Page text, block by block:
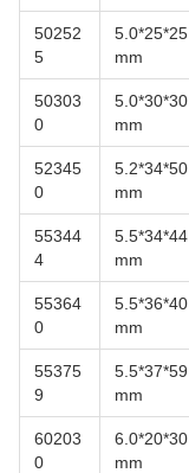
50252
5
5.0*25*25
mm
50303
0
5.0*30*30
mm
52345
0
5.2*34*50
mm
55344
4
5.5*34*44
mm
55364
0
5.5*36*40
mm
55375
9
5.5*37*59
mm
60203
0
6.0*20*30
mm